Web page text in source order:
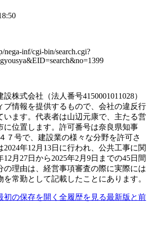
inf/cgi-bin/search.cgi?
株式会社（法人番号4150001011028）
ブ情報を提供するもので、会社の違反行
います。代表者は山辺元康で、主たる営
に位置します。許可番号は奈良県知事
７号で、建設業の様々な分野を許可さ
年12月13日に行われ、公共工事に関
12月27日から2025年2月9日までの45日間
の理由は、経営事項審査の際に実際には
常勤として記載したことにあります。
初の保存を開く 全履歴を見る最新版と前